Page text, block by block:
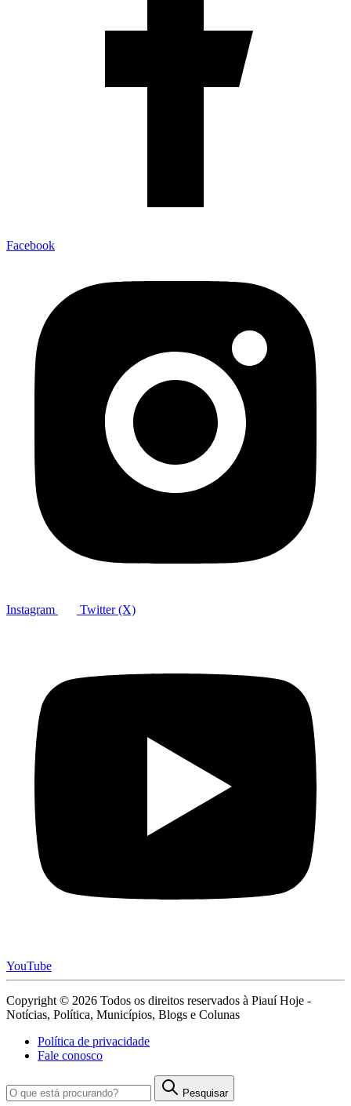
Facebook
Instagram Twitter (X)
YouTube
Copyright © 2026 Todos os direitos reservados à Piauí Hoje -
Notícias, Política, Municípios, Blogs e Colunas
Política de privacidade
Fale conosco
Pesquisar